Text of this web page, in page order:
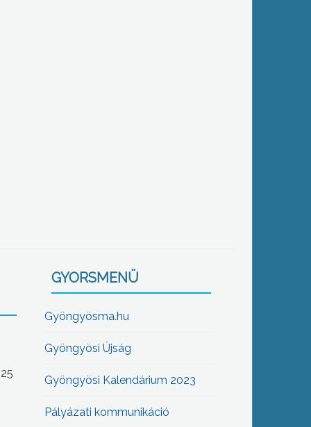
GYORSMENÜ
Gyöngyösma.hu
Gyöngyösi Újság
Gyöngyösi Kalendárium 2023
Pályázati kommunikáció